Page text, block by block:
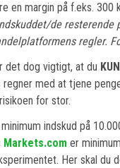
en margin på f.eks.
de resterende
regler.
det dog vigtigt, at du KUN
regner med at tjene
for stor.
indskud på
Markets.com er
Her skal